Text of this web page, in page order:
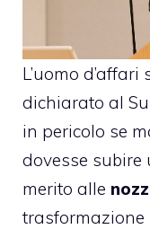
L’uomo d’affari
dichiarato al
in pericolo se
dovesse subire
merito alle
trasformazione